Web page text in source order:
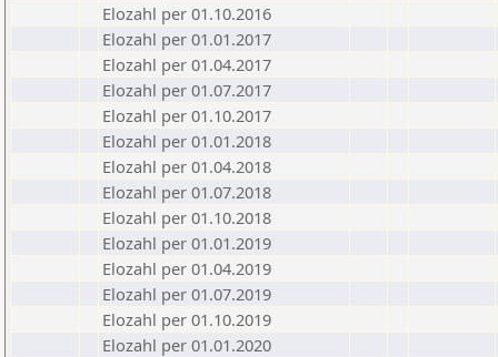
Elozahl per 01.10.2016
Elozahl per 01.01.2017
Elozahl per 01.04.2017
Elozahl per 01.07.2017
Elozahl per 01.10.2017
Elozahl per 01.01.2018
Elozahl per 01.04.2018
Elozahl per 01.07.2018
Elozahl per 01.10.2018
Elozahl per 01.01.2019
Elozahl per 01.04.2019
Elozahl per 01.07.2019
Elozahl per 01.10.2019
Elozahl per 01.01.2020